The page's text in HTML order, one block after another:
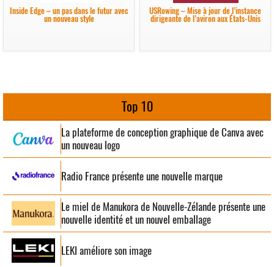
Inside Edge – un pas dans le futur avec
un nouveau style
USRowing – Mise à jour de l’instance
dirigeante de l’aviron aux États-Unis
Top 10
La plateforme de conception graphique de Canva avec
un nouveau logo
Radio France présente une nouvelle marque
Le miel de Manukora de Nouvelle-Zélande présente une
nouvelle identité et un nouvel emballage
LEKI améliore son image